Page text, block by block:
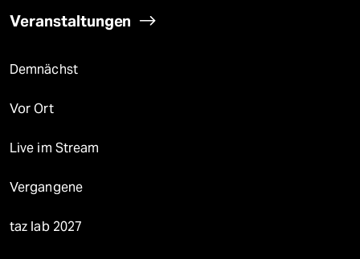
Veranstaltungen
Demnächst
Vor Ort
Live im Stream
Vergangene
taz lab 2027